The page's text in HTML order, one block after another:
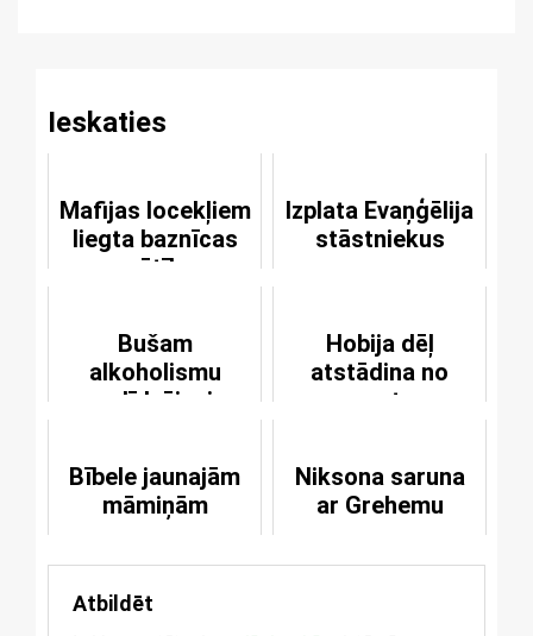
Ieskaties
Mafijas locekļiem
liegta baznīcas
svētība
Izplata Evaņģēlija
stāstniekus
Bušam
alkoholismu
palīdzējusi
Hobija dēļ
atstādina no
amata
Bībele jaunajām
māmiņām
Niksona saruna
ar Grehemu
Atbildēt